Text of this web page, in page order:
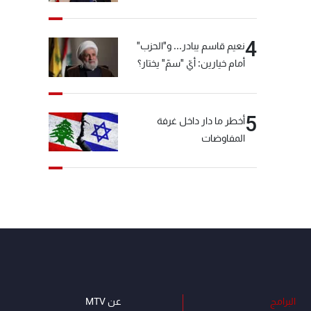
4نعيم قاسم يبادر... و"الحزب"
أمام خيارين: أيّ "سمّ" يختار؟
5أخطر ما دار داخل غرفة
المفاوضات
البرامج عن MTV